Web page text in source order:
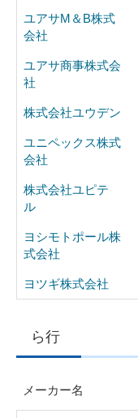
ユアサM＆B株式
会社
ユアサ商事株式会
社
株式会社ユウデン
ユニペックス株式
会社
株式会社ユピテ
ル
ヨシモトポール株
式会社
ヨツギ株式会社
ら行
メーカー名